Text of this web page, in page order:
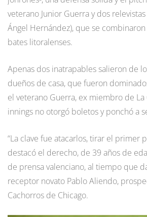
veterano Junior Guerra y dos
Ángel Hernández), que se
bates litoralenses.
Apenas dos inatrapables salieron de
dueños de casa, que fueron
el veterano Guerra, ex miembro de
innings no otorgó boletos y ponchó a
“La clave fue atacarlos, tirar el primer
destacó el derecho, de 39 años de
de prensa valenciano, al tiempo que
receptor novato Pablo Aliendo,
Cachorros de Chicago.